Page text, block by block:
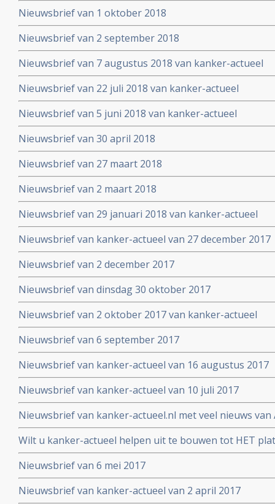
Nieuwsbrief van 1 oktober 2018
Nieuwsbrief van 2 september 2018
Nieuwsbrief van 7 augustus 2018 van kanker-actueel
Nieuwsbrief van 22 juli 2018 van kanker-actueel
Nieuwsbrief van 5 juni 2018 van kanker-actueel
Nieuwsbrief van 30 april 2018
Nieuwsbrief van 27 maart 2018
Nieuwsbrief van 2 maart 2018
Nieuwsbrief van 29 januari 2018 van kanker-actueel
Nieuwsbrief van kanker-actueel van 27 december 2017
Nieuwsbrief van 2 december 2017
Nieuwsbrief van dinsdag 30 oktober 2017
Nieuwsbrief van 2 oktober 2017 van kanker-actueel
Nieuwsbrief van 6 september 2017
Nieuwsbrief van kanker-actueel van 16 augustus 2017
Nieuwsbrief van kanker-actueel van 10 juli 2017
Nieuwsbrief van kanker-actueel.nl met veel nieuws van
2017
Wilt u kanker-actueel helpen uit te bouwen tot HET
hun naasten?
Nieuwsbrief van 6 mei 2017
Nieuwsbrief van kanker-actueel van 2 april 2017